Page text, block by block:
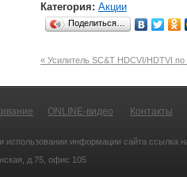
Категория: Акции
Поделиться…
« Усилитель SC&T HDCVI/HDTVI
ONLINE-видео Контакты
использовании информации сайта ссылка
д.75, офис 105